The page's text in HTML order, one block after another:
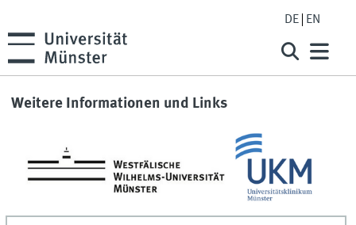
DE EN
Weitere Informationen und Links